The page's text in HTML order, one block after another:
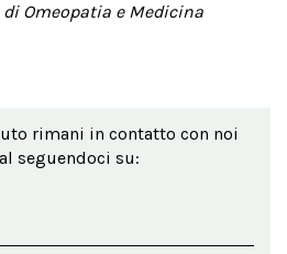
Omeopatia e Medicina
rimani in contatto con noi
seguendoci su: